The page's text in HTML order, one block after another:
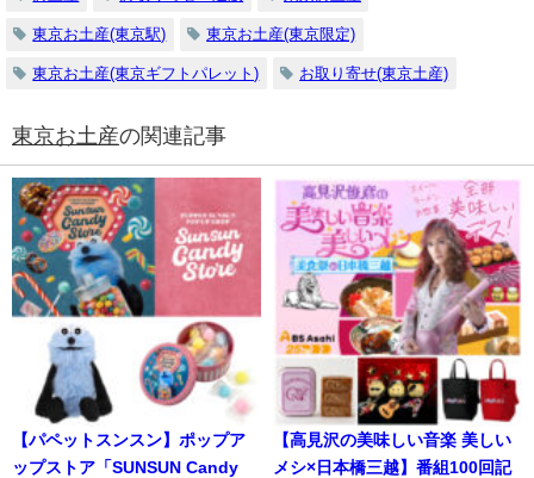
東京お土産(東京駅) 東京お土産(東京限定)
東京お土産(東京ギフトパレット) お取り寄せ(東京土産)
東京お土産の関連記事
【パペットスンスン】ポップア
ップストア「SUNSUN Candy
【高見沢の美味しい音楽 美しい
メシ×日本橋三越】番組100回記